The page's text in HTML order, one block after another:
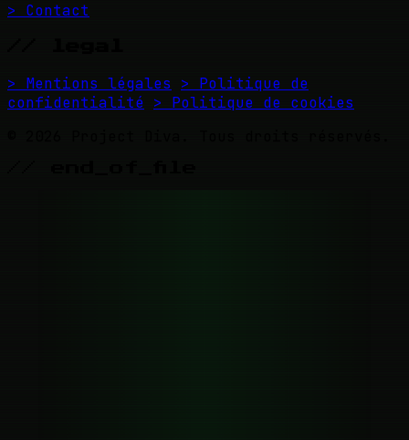
> Contact
> Mentions légales
> Politique de
confidentialité > Politique de cookies